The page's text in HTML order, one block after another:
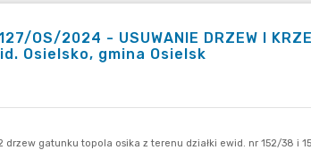
127/OS/2024 - USUWANIE DRZEW I
Osielsko, gmina Osielsk